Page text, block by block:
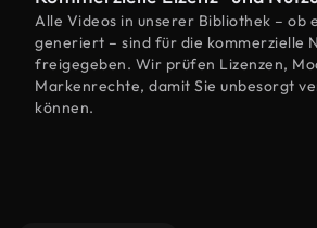
Alle Videos in unserer Bibliothek – ob
generiert – sind für die kommerzielle
freigegeben. Wir prüfen Lizenzen,
Markenrechte, damit Sie unbesorgt
können.